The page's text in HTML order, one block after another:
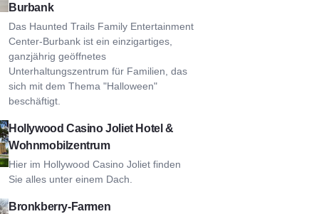
Burbank
Das Haunted Trails Family Entertainment
Center-Burbank ist ein einzigartiges,
ganzjährig geöffnetes
Unterhaltungszentrum für Familien, das
sich mit dem Thema "Halloween"
beschäftigt.
Hollywood Casino Joliet Hotel &
Wohnmobilzentrum
Hier im Hollywood Casino Joliet finden
Sie alles unter einem Dach.
Casino Joliet Hotel & RV Resort
Bronkberry-Farmen
Farms